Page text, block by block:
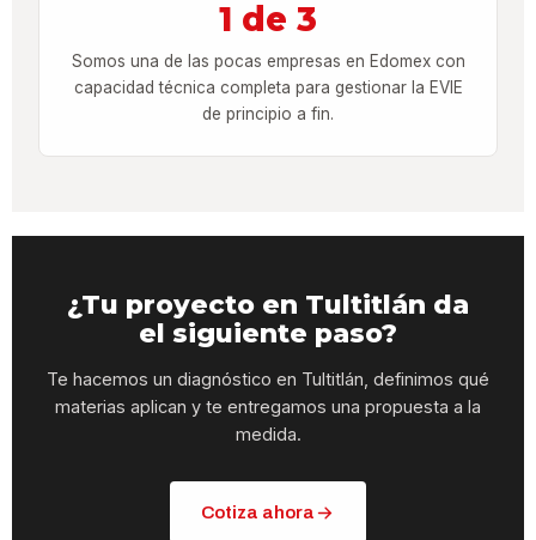
1 de 3
Somos una de las pocas empresas en Edomex con
capacidad técnica completa para gestionar la EVIE
de principio a fin.
¿Tu proyecto en Tultitlán da
el siguiente paso?
Te hacemos un diagnóstico en Tultitlán, definimos qué
materias aplican y te entregamos una propuesta a la
medida.
Cotiza ahora